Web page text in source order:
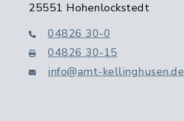
25551 Hohenlockstedt
04826 30-0
04826 30-15
info@amt-kellinghusen.de